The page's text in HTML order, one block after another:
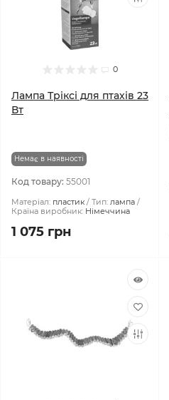
0
Лампа Тріксі для птахів 23
Вт
Немає в наявності
Код товару: 55001
Матеріал: пластик Тип: лампа
Країна виробник: Німеччина
1 075 грн